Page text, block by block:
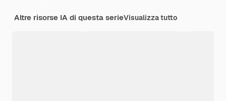
Altre risorse IA di questa serieVisualizza tutto